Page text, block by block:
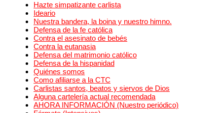
Hazte simpatizante carlista
Ideario
Nuestra bandera, la boina y nuestro himno.
Defensa de la fe católica
Contra el asesinato de bebés
Contra la eutanasia
Defensa del matrimonio católico
Defensa de la hispanidad
Quiénes somos
Como afiliarse a la CTC
Carlistas santos, beatos y siervos de Dios
Alguna cartelería actual recomendada
AHORA INFORMACIÓN (Nuestro periódico)